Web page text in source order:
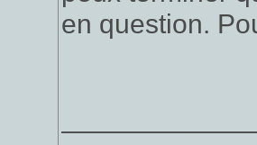
en question.